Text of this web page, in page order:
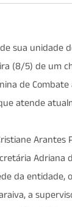
sua unidade
(8/5) de um
de
atende
Arantes
Adriana
da entidade,
a